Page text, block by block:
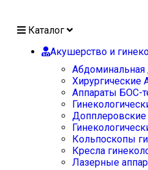
Каталог
Акушерство и
Абдоминальная
Аппараты БОС-
Допплеровские
Кольпоскопы
Кресла
Лазерные